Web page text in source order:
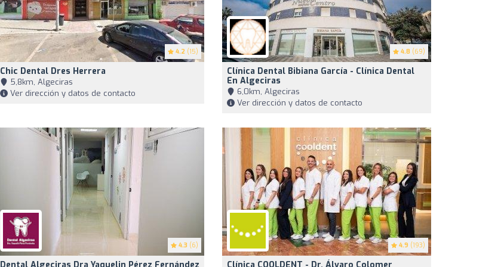
4.2 (15)
Chic Dental Dres Herrera
5,8km, Algeciras
Ver dirección y datos de contacto
4.8 (69)
Clínica Dental Bibiana García - Clínica Dental
En Algeciras
6,0km, Algeciras
Ver dirección y datos de contacto
4.3 (6) 4.9 (193)